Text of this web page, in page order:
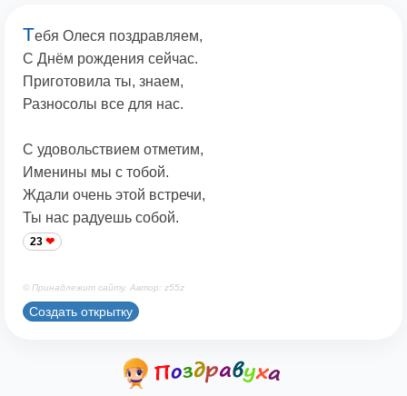
Тебя Олеся поздравляем,
С Днём рождения сейчас.
Приготовила ты, знаем,
Разносолы все для нас.
С удовольствием отметим,
Именины мы с тобой.
Ждали очень этой встречи,
Ты нас радуешь собой.
23
© Принадлежит сайту. Автор: z55z
Создать открытку